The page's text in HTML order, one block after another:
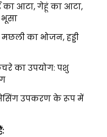
का आटा, गेहूं का आटा,
का भोजन, हड्डी
का उपयोग: पशु
उपकरण के रूप में